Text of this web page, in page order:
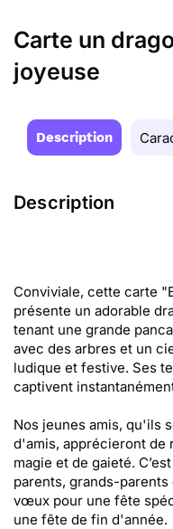
Carte un
joyeuse
Description
Description
Conviviale, cette carte
présente un adorable
tenant une grande
avec des arbres et un
ludique et festive. Ses
captivent
Nos jeunes amis, qu'ils
d'amis, apprécieront de
magie et de gaieté.
parents, grands-
vœux pour une fête
une fête de fin d'année.